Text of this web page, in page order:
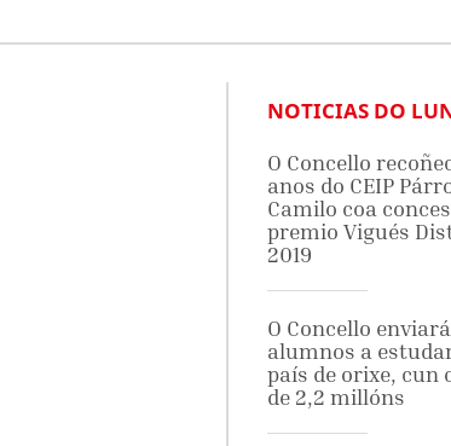
NOTICIAS DO
O Concello
anos do CEIP
Camilo coa
premio Vigués
2019
O Concello
alumnos a
país de orixe, cun
de 2,2 millóns